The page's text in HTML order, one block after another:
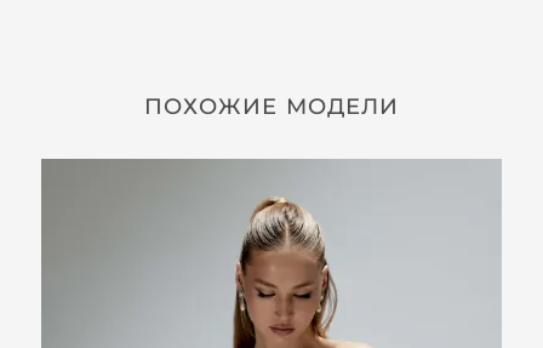
ПОХОЖИЕ МОДЕЛИ